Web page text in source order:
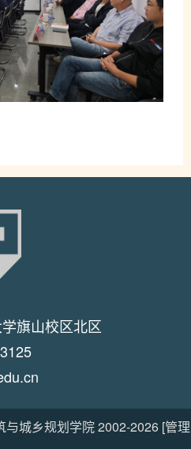
旗山校区北区
城乡规划学院 2002-2026 [管理